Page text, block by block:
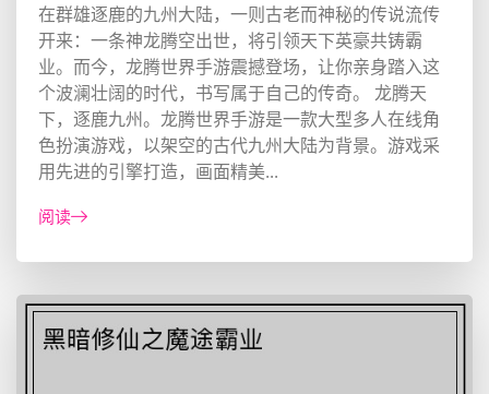
在群雄逐鹿的九州大陆，一则古老而神秘的传说流传
开来：一条神龙腾空出世，将引领天下英豪共铸霸
业。而今，龙腾世界手游震撼登场，让你亲身踏入这
个波澜壮阔的时代，书写属于自己的传奇。 龙腾天
下，逐鹿九州。龙腾世界手游是一款大型多人在线角
色扮演游戏，以架空的古代九州大陆为背景。游戏采
用先进的引擎打造，画面精美...
阅读